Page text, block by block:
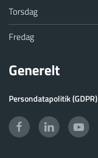
Torsdag
Fredag
Generelt
Persondatapolitik (GDPR)